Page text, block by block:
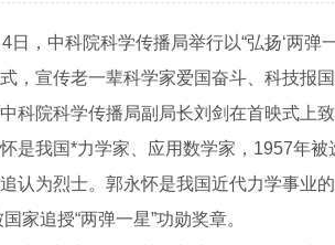
中科院科学传播局举行以“弘扬‘两弹
，宣传老一辈科学家爱国奋斗、科技报
科院科学传播局副局长刘剑在首映式上致
我国*力学家、应用数学家，1957年被
认为烈士。郭永怀是我国近代力学事业
家追授“两弹一星”功勋奖章。